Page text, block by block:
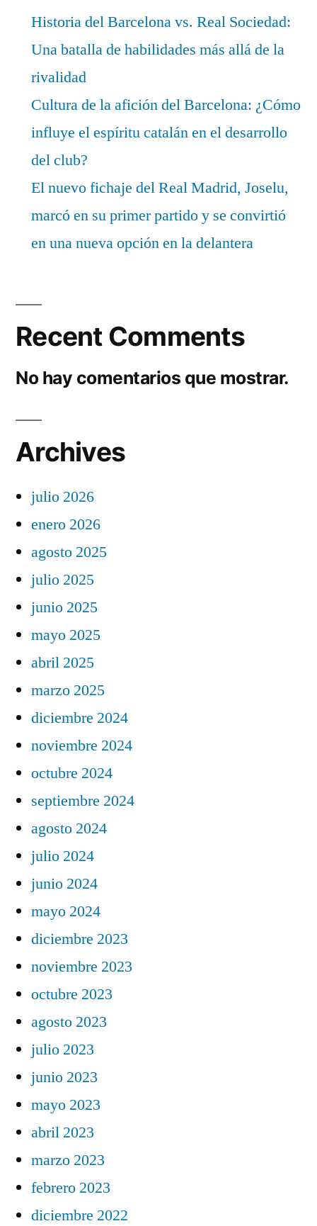
Historia del Barcelona vs. Real Sociedad:
Una batalla de habilidades más allá de la
rivalidad
Cultura de la afición del Barcelona: ¿Cómo
influye el espíritu catalán en el desarrollo
del club?
El nuevo fichaje del Real Madrid, Joselu,
marcó en su primer partido y se convirtió
en una nueva opción en la delantera
Recent Comments
No hay comentarios que mostrar.
Archives
julio 2026
enero 2026
agosto 2025
julio 2025
junio 2025
mayo 2025
abril 2025
marzo 2025
diciembre 2024
noviembre 2024
octubre 2024
septiembre 2024
agosto 2024
julio 2024
junio 2024
mayo 2024
diciembre 2023
noviembre 2023
octubre 2023
agosto 2023
julio 2023
junio 2023
mayo 2023
abril 2023
marzo 2023
febrero 2023
diciembre 2022